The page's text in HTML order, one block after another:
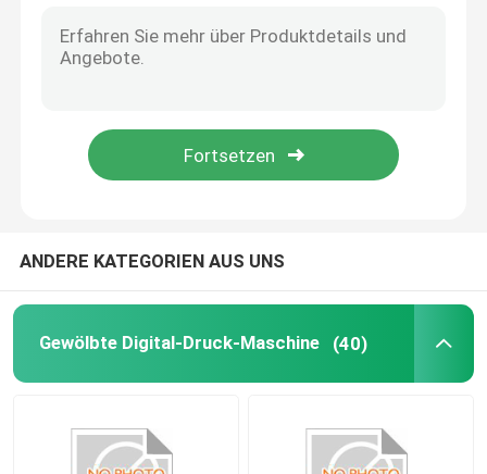
ANDERE KATEGORIEN AUS UNS
Gewölbte Digital-Druck-Maschine (40)